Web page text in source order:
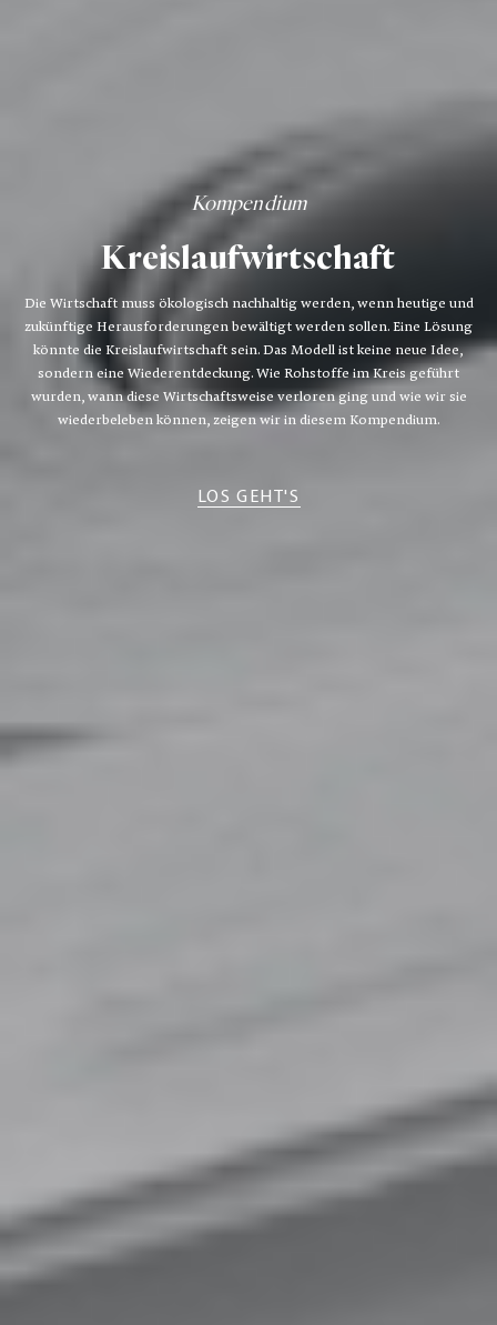
Kompendium
Kreislaufwirtschaft
Die Wirtschaft muss ökologisch nachhaltig werden, wenn heutige und
zukünftige Herausforderungen bewältigt werden sollen. Eine Lösung
könnte die Kreislaufwirtschaft sein. Das Modell ist keine neue Idee,
sondern eine Wiederentdeckung. Wie Rohstoffe im Kreis geführt
wurden, wann diese Wirtschaftsweise verloren ging und wie wir sie
wiederbeleben können, zeigen wir in diesem Kompendium.
LOS GEHT'S